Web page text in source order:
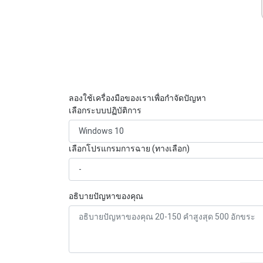
ลองใช้เครื่องมือของเราเพื่อกำจัดปัญหา
เลือกระบบปฏิบัติการ
เลือกโปรแกรมการฉาย (ทางเลือก)
อธิบายปัญหาของคุณ